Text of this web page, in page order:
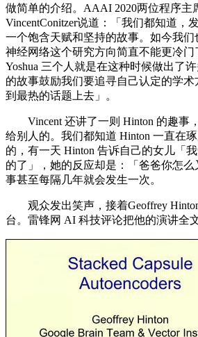
做简单的介绍。AAAI 2020两位程序主
VincentConitzer说道：「我们都知道，
一个饱含天赋和坚持的故事。如今我
神经网络这个研究方向简直不能更冷门
Yoshua 三个人就是在这种时候做出了
的故事鼓励我们要追寻自己认定的学
到最热的话题上去」。
Vincent 还讲了一则 Hinton 的趣事
给别人的。我们都知道 Hinton 一直在
的，有一天 Hinton 告诉自己的女儿「
的了」，她的反应却是：「爸爸你怎
事甚至每隔几年就会发生一次。
观众发出笑声，接着Geoffrey
台。雷锋网 AI 科技评论把他的演讲全